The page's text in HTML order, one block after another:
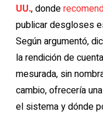
UU., donde
publicar desgloses
Según argumentó,
la rendición de
mesurada, sin
cambio, ofrecería
el sistema y dónde